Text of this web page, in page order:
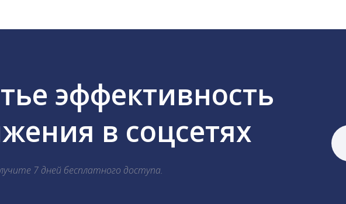
эффективность
в соцсетях
7 дней бесплатного доступа.